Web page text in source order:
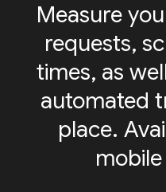
Measure
requests,
times, as
automated
place.